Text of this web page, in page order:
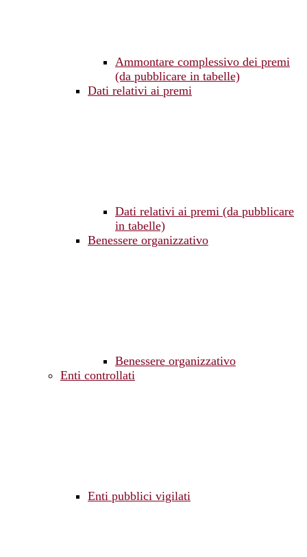
Ammontare complessivo dei premi
(da pubblicare in tabelle)
Dati relativi ai premi
Dati relativi ai premi (da pubblicare
in tabelle)
Benessere organizzativo
Benessere organizzativo
Enti controllati
Enti pubblici vigilati